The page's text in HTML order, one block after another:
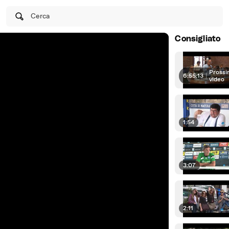
Cerca
Consigliato
6:55:13 | video
1:54
3:07
2:11